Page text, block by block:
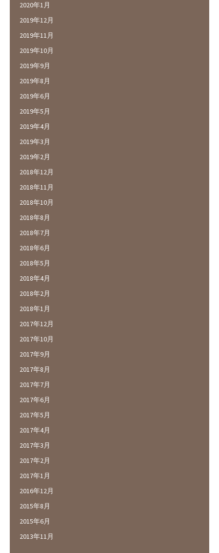
2020年1月
2019年12月
2019年11月
2019年10月
2019年9月
2019年8月
2019年6月
2019年5月
2019年4月
2019年3月
2019年2月
2018年12月
2018年11月
2018年10月
2018年8月
2018年7月
2018年6月
2018年5月
2018年4月
2018年2月
2018年1月
2017年12月
2017年10月
2017年9月
2017年8月
2017年7月
2017年6月
2017年5月
2017年4月
2017年3月
2017年2月
2017年1月
2016年12月
2015年8月
2015年6月
2013年11月